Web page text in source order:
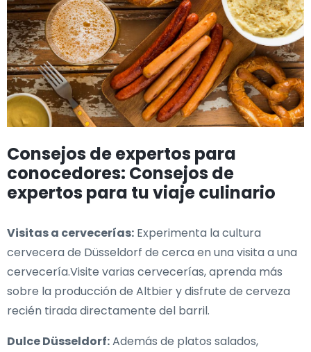
Consejos de expertos para
conocedores: Consejos de
expertos para tu viaje culinario
Visitas a cervecerías: Experimenta la cultura
cervecera de Düsseldorf de cerca en una visita a una
cervecería.Visite varias cervecerías, aprenda más
sobre la producción de Altbier y disfrute de cerveza
recién tirada directamente del barril.
Dulce Düsseldorf:Además de platos salados,